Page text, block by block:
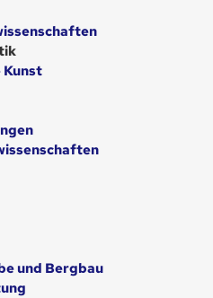
Kunst
und Bergbau